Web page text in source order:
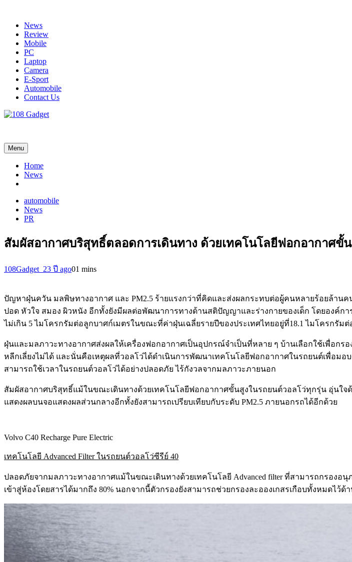
contentNews
Review
Mobile
PC
Laptop
Camera
E-Sport
Automobile
Contact Us
Menu
Home
News
automobile
News
PR
สัมผัสอากาศบริสุทธิ์ตลอดการเดินทาง ด้วยเทคโนโลยีฟอกอากาศขั้
108Gadget_23 ปี ago01 mins
ปัญหาฝุ่นควัน มลพิษทางอากาศ และ PM2.5 ร้ายแรงกว่าที่คิดและส่งผลกระทบต่อผู้คนหลายร้อยล้าน
ปอด หัวใจ สมอง ผิวหนัง อีกทั้งยังมีผลต่อพัฒนาการทางด้านสติปัญญาและร่างกายของเด็ก โดยองค์ก
ไม่เกิน 5 ไมโครกรัมต่อลูกบาศก์เมตรในขณะที่ค่าฝุ่นเฉลี่ยรายปีของประเทศไทยอยู่ที่18.1 ไมโครกรัมต่
ฝุ่นและมลภาวะทางอากาศส่งผลให้เครื่องฟอกอากาศเป็นอุปกรณ์จำเป็นที่หลาย ๆ บ้านเลือกใช้เพื่อก
หลีกเลี่ยงไม่ได้ และนั่นคือเหตุผลที่วอลโว่ได้ดำเนินการพัฒนาเทคโนโลยีฟอกอากาศในรถยนต์เพื่
สามารถใช้เวลาในรถยนต์วอลโว่ได้อย่างปลอดภัย ไร้กังวลจากมลภาวะภายนอก
สัมผัสอากาศบริสุทธิ์แม้ในขณะเดินทางด้วยเทคโนโลยีฟอกอากาศขั้นสูงในรถยนต์วอลโว่ทุกรุ่น อุ่นใจ
แสดงผลบนจอแสดงผลส่วนกลางอีกทั้งยังสามารถเปรียบเทียบกับระดับ PM2.5 ภายนอกรถได้อีกด้วย
Volvo C40 Recharge Pure Electric
เทคโนโลยี Advanced Filter ในรถยนต์วอลโว่ซีรีย์ 40
ปลอดภัยจากมลภาวะทางอากาศแม้ในขณะเดินทางด้วยเทคโนโลยี Advanced filter ที่สามารถกรอง
เข้าสู่ห้องโดยสารได้มากถึง 80% นอกจากนี้ตัวกรองยังสามารถช่วยกรองละอองเกสรเกือบทั้งหมดไว้